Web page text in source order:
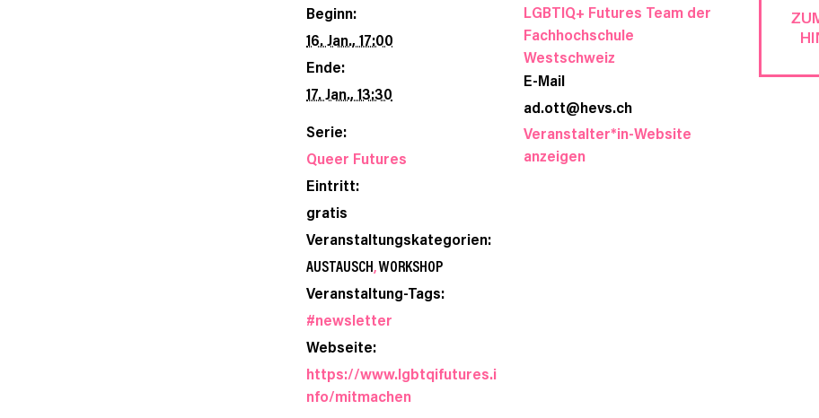
Beginn:
16. Jan., 17:00
Ende:
17. Jan., 13:30
Serie:
Queer Futures
Eintritt:
gratis
Veranstaltungskategorien:
AUSTAUSCH,WORKSHOP
Veranstaltung-Tags:
#newsletter
Webseite:
https://www.lgbtqifutures.i
nfo/mitmachen
LGBTIQ+ Futures Team der
Fachhochschule
Westschweiz
E-Mail
ad.ott@hevs.ch
Veranstalter*in-Website
anzeigen